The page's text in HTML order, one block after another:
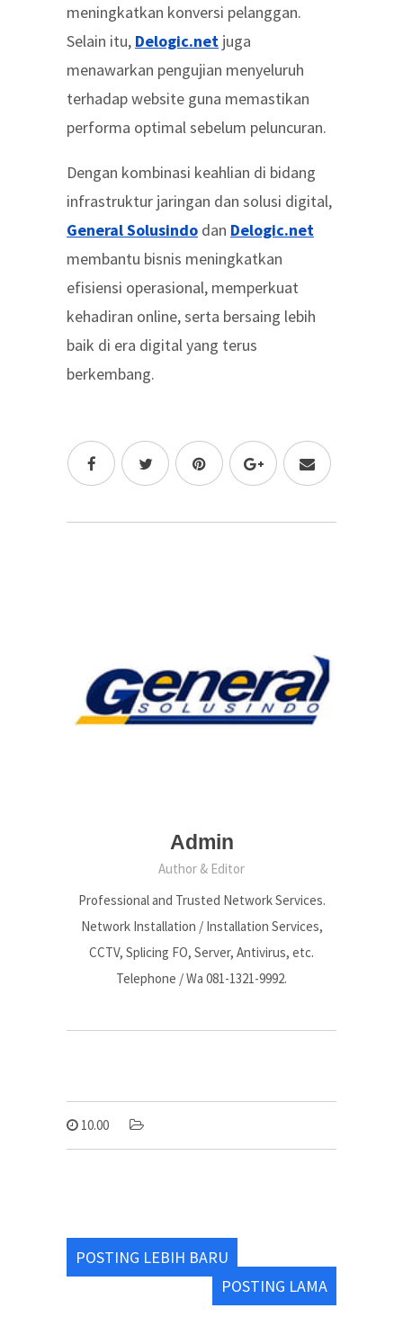
meningkatkan konversi pelanggan.
Selain itu, Delogic.net juga
menawarkan pengujian menyeluruh
terhadap website guna memastikan
performa optimal sebelum peluncuran.
Dengan kombinasi keahlian di bidang
infrastruktur jaringan dan solusi digital,
General Solusindo dan Delogic.net
membantu bisnis meningkatkan
efisiensi operasional, memperkuat
kehadiran online, serta bersaing lebih
baik di era digital yang terus
berkembang.
Admin
Author & Editor
Professional and Trusted Network Services.
Network Installation / Installation Services,
CCTV, Splicing FO, Server, Antivirus, etc.
Telephone / Wa 081-1321-9992.
10.00
POSTING LEBIH BARU
POSTING LAMA